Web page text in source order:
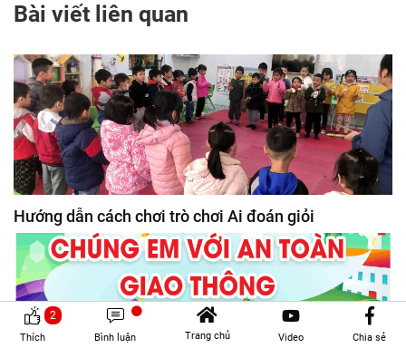
Bài viết liên quan
Hướng dẫn cách chơi trò chơi Ai đoán giỏi
2
Thích Bình luận Trang chủ Video Chia sẻ